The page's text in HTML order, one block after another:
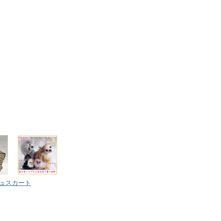
スカート